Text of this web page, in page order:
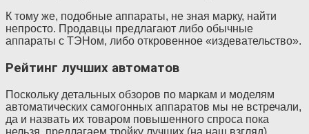
К тому же, подобные аппараты, не зная марку, найти
непросто. Продавцы предлагают либо обычные
аппараты с ТЭНом, либо откровенное «издевательство».
Рейтинг лучших автоматов
Поскольку детальных обзоров по маркам и моделям
автоматических самогонных аппаратов мы не встречали,
да и назвать их товаром повышенного спроса пока
нельзя, предлагаем тройку лучших (на наш взгляд)